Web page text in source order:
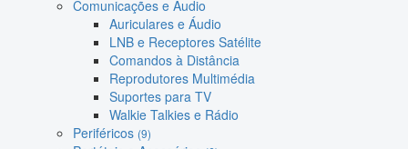
Comunicações e Áudio
Auriculares e Áudio
LNB e Receptores Satélite
Comandos à Distância
Reprodutores Multimédia
Suportes para TV
Walkie Talkies e Rádio
Periféricos (9)